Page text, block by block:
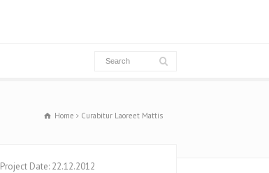
Home Curabitur Laoreet Mattis
Project Date: 22.12.2012